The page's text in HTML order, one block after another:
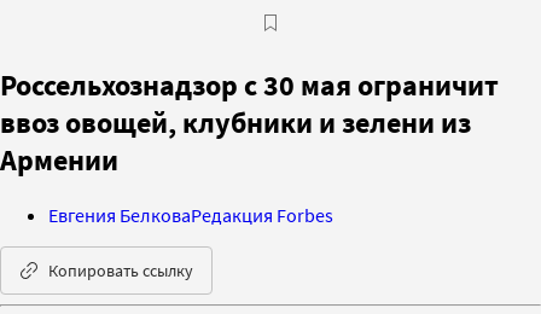
Россельхознадзор с 30 мая ограничит
ввоз овощей, клубники и зелени из
Армении
Евгения БелковаРедакция Forbes
Копировать ссылку